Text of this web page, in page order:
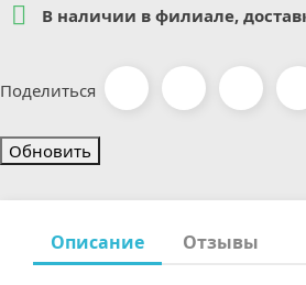
 В наличии в филиале,
Поделиться
Описание Отзывы